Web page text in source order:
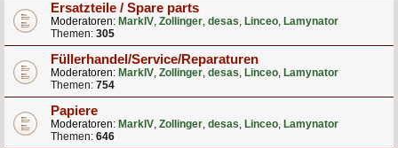
Ersatzteile / Spare parts
Moderatoren: MarkIV, Zollinger, desas, Linceo, Lamynator
Themen: 305
Füllerhandel/Service/Reparaturen
Moderatoren: MarkIV, Zollinger, desas, Linceo, Lamynator
Themen: 754
Papiere
Moderatoren: MarkIV, Zollinger, desas, Linceo, Lamynator
Themen: 646